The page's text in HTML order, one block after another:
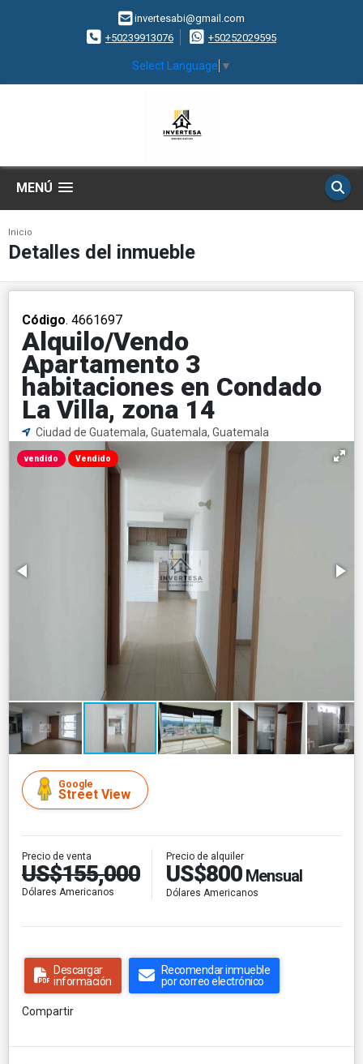
invertesabi@gmail.com
+50239913076
+50252029595
Select Language ▼
MENÚ
Inicio
Detalles del inmueble
Código. 4661697
Alquilo/Vendo
Apartamento 3
habitaciones en Condado
La Villa, zona 14
Ciudad de Guatemala, Guatemala, Guatemala
vendido Vendido
Google
Street View
Precio de venta
US$155,000
Dólares Americanos
Precio de alquiler
US$800 Mensual
Dólares Americanos
Descargar
información
Recomendar inmueble
por correo electrónico
Compartir